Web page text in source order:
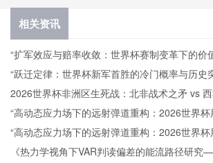
坦直播葡萄
牙VS乌兹
别克斯坦在
线直播
相关资讯
“扩军效应与赔率收敛：世界杯赛制变革下的价
“跃迁定律：世界杯新军首胜的冷门概率与历史
2026世界杯非洲区生死战：北非战术之矛 vs
“高动态应力场下的远射弹道重构：2026世界
精度的技术解构”
“高动态应力场下的远射弹道重构：2026世界
精度的技术解构”
《热力学视角下VAR判读偏差的能流路径研